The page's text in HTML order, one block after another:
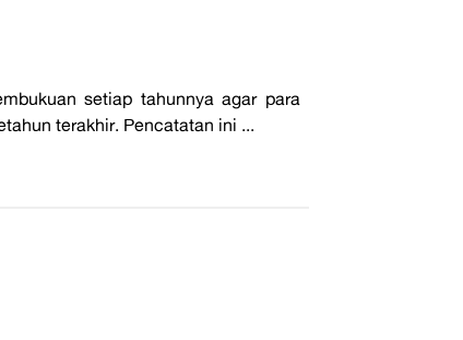
setiap tahunnya agar para
terakhir. Pencatatan ini ...